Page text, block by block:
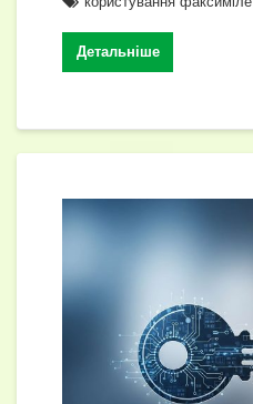
o
k
p
g
er
n
k
т
я
Детальніше